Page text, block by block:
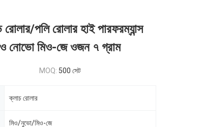
পলি রোলার হাই পারফরম্যান্স
নোভো মিও-জে ওজন ৭ গ্রাম
MOQ: 500 সেট
ক্লাচ রোলার
মিও/নুভো/মিও-জে